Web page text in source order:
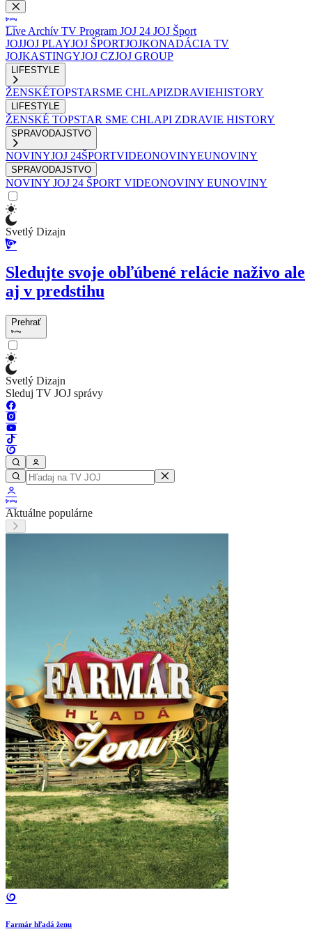
Live Archív TV Program JOJ 24 JOJ Šport
JOJJOJ PLAYJOJ ŠPORTJOJKONADÁCIA TV
JOJKASTINGYJOJ CZJOJ GROUP
LIFESTYLE
ŽENSKÉTOPSTARSME CHLAPIZDRAVIEHISTORY
LIFESTYLE
ŽENSKÉ TOPSTAR SME CHLAPI ZDRAVIE HISTORY
SPRAVODAJSTVO
NOVINYJOJ 24ŠPORTVIDEONOVINYEUNOVINY
SPRAVODAJSTVO
NOVINY JOJ 24 ŠPORT VIDEONOVINY EUNOVINY
Svetlý Dizajn
Sledujte svoje obľúbené relácie naživo ale
aj v predstihu
Prehrať
Svetlý Dizajn
Sleduj TV JOJ správy
Aktuálne populárne
Farmár hľadá ženu